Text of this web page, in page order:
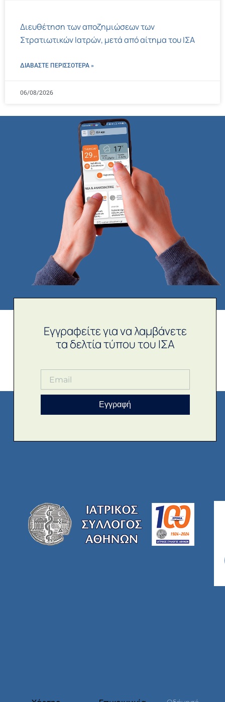
Διευθέτηση των αποζημιώσεων των
Στρατιωτικών Ιατρών, μετά από αίτημα του ΙΣΑ
ΔΙΑΒΑΣΤΕ ΠΕΡΙΣΣΌΤΕΡΑ »
06/08/2026
Εγγραφείτε για να λαμβάνετε
τα δελτία τύπου του ΙΣΑ
Εγγραφή